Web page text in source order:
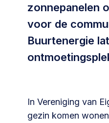
zonnepanelen
voor de
Buurtenergie
In Vereniging van
gezin komen